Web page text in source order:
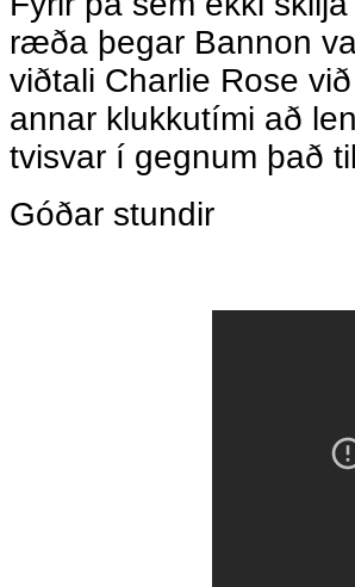
ræða þegar Bannon
viðtali Charlie Rose
annar klukkutími að
tvisvar í gegnum það
Góðar stundir